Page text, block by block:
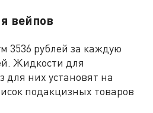
вейпов
3536 рублей за каждую
Жидкости для
для них установят на
подакцизных товаров